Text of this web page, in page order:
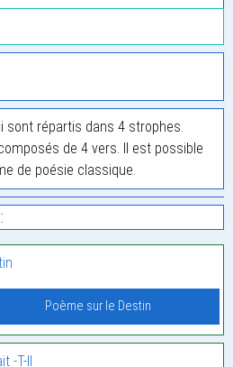
sont répartis dans 4 strophes.
de 4 vers. Il est possible
de poésie classique.
Poème sur le Destin
-T-Il